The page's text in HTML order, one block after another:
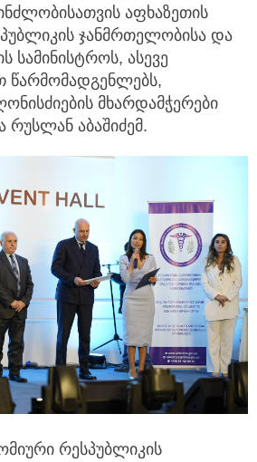
აფხაზეთის
ჯანმრთელობისა და
სამინისტროს, ასევე
წარმომადგენლებს,
მხარდამჭერები
რუსლან აბაშიძემ.
რესპუბლიკის